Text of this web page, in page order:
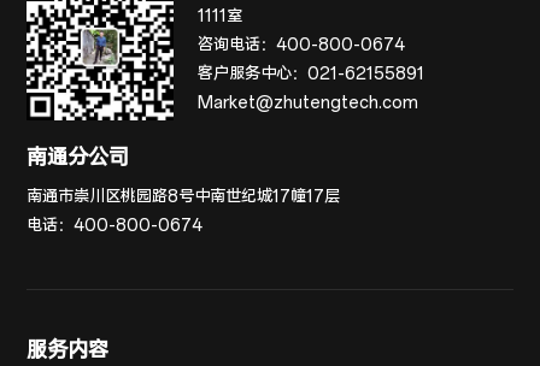
1111室
咨询电话：400-800-0674
客户服务中心：021-62155891
Market@zhutengtech.com
南通分公司
南通市崇川区桃园路8号中南世纪城17幢17层
电话：400-800-0674
服务内容